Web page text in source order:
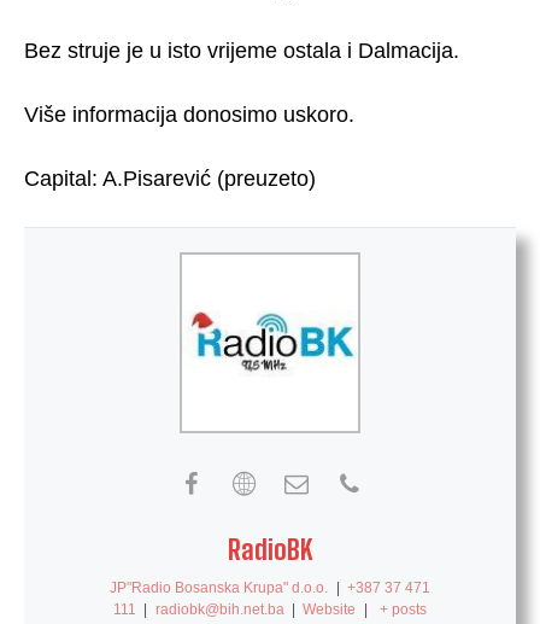
Bez struje je u isto vrijeme ostala i Dalmacija.
Više informacija donosimo uskoro.
Capital: A.Pisarević (preuzeto)
RadioBK
JP"Radio Bosanska Krupa" d.o.o. | +387 37 471
111
| radiobk@bih.net.ba | Website | + posts